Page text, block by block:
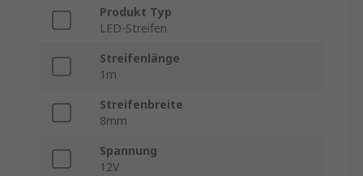
Produkt Typ
LED-Streifen
Streifenlänge
1m
Streifenbreite
8mm
Spannung
12V